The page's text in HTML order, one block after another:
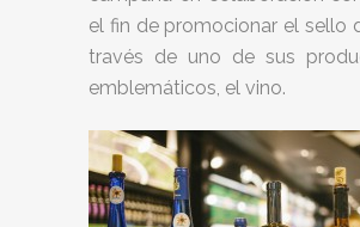
el fin de promocionar el sello
través de uno de sus
emblemáticos, el vino.